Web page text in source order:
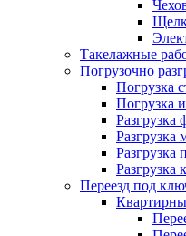
Такелажные
Погрузочно
Погрузка
Погрузка
Разгрузка
Разгрузка
Разгрузка
Переезд под